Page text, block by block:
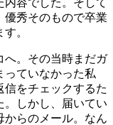
優秀そのもので卒業
。
へ。その当時まだガ
っていなかった私
信をチェックするた
。しかし、届いてい
からのメール。なん